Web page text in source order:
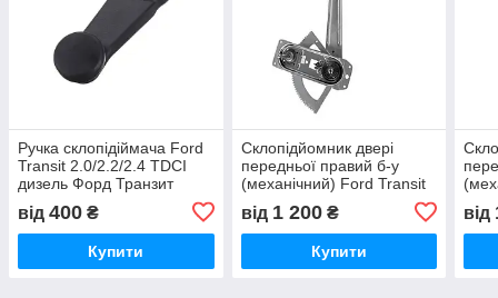
Ручка склопідіймача Ford
Transit 2.0/2.2/2.4 TDCI
дизель Форд Транзит
95VBV23342ABYYCT
від 400 ₴
Купити
Склопідйомник двері
передньої правий б-у
(механічний) Ford Transit
2.0 / 2.4 TDI дизель Форд
Транзит 2000-2013,
YC15V23200CD
від 1 200₴
Купити
від